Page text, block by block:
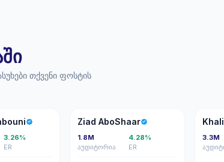
თქვენი ფოსტის
3.26%
ER
ZA
Ziad AboShaar
1.8M
აუდიტორია
4.28%
ER
KA
3.3M